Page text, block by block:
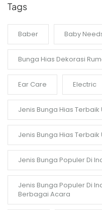
Tags
Baber Baby
Bunga Hias Dekorasi
Ear Care Electric
Jenis Bunga Hias Terbaik
Jenis Bunga Hias
Jenis Bunga Populer Di
Jenis Bunga Populer Di
Berbagai Acara